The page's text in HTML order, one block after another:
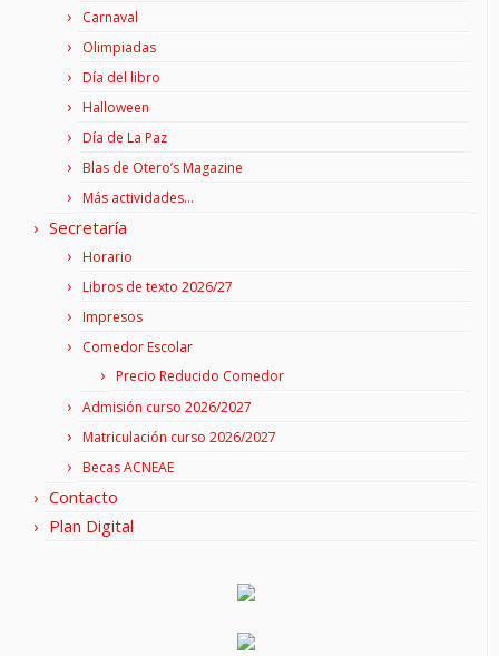
Carnaval
Olimpiadas
Día del libro
Halloween
Día de La Paz
Blas de Otero’s Magazine
Más actividades…
Secretaría
Horario
Libros de texto 2026/27
Impresos
Comedor Escolar
Precio Reducido Comedor
Admisión curso 2026/2027
Matriculación curso 2026/2027
Becas ACNEAE
Contacto
Plan Digital